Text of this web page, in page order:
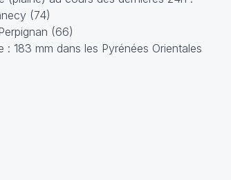
(74)
(66)
: 183 mm dans les Pyrénées Orientales